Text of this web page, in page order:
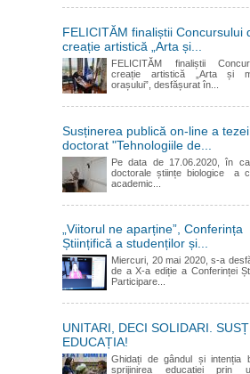
FELICITĂM finaliștii Concursului
creație artistică „Arta și...
FELICITĂM finaliștii
creație artistică „Arta și
orașului”, desfășurat în...
Susținerea publică on-line a
doctorat "Tehnologiile de...
Pe data de 17.06.2020, în
doctorale științe biologice a
academic...
„Viitorul ne aparține”, Conferința
Științifică a studenților și...
Miercuri, 20 mai 2020, s-a
de a X-a ediție a Conferinței
Participare...
UNITARI, DECI SOLIDARI.
EDUCAȚIA!
Ghidați de gândul și intenția
sprijinirea educației prin